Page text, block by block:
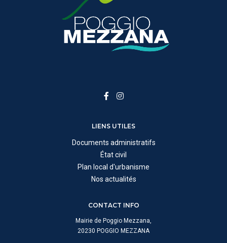
LIENS UTILES
Documents administratifs
État civil
Plan local d'urbanisme
Nos actualités
CONTACT INFO
Mairie de Poggio Mezzana,
20230 POGGIO MEZZANA